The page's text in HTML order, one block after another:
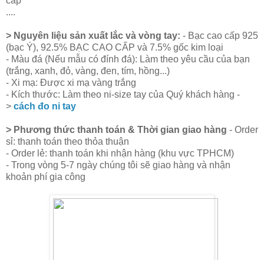
....
> Nguyên liệu sản xuất lắc và vòng tay: - Bạc cao cấp 925
(bạc Ý), 92.5% BẠC CAO CẤP và 7.5% gốc kim loại
- Màu đá (Nếu mẫu có đính đá): Làm theo yêu cầu của bạn
(trắng, xanh, đỏ, vàng, đen, tím, hồng...)
- Xi mạ: Được xi mạ vàng trắng
- Kích thước: Làm theo ni-size tay của Quý khách hàng -
> cách đo ni tay
> Phương thức thanh toán & Thời gian giao hàng - Order
sỉ: thanh toán theo thỏa thuận
- Order lẻ: thanh toán khi nhận hàng (khu vực TPHCM)
- Trong vòng 5-7 ngày chúng tôi sẽ giao hàng và nhận
khoản phí gia công